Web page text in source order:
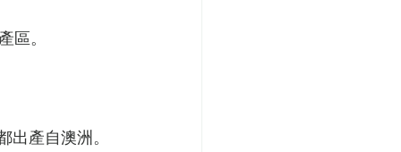
區。
產自澳洲。